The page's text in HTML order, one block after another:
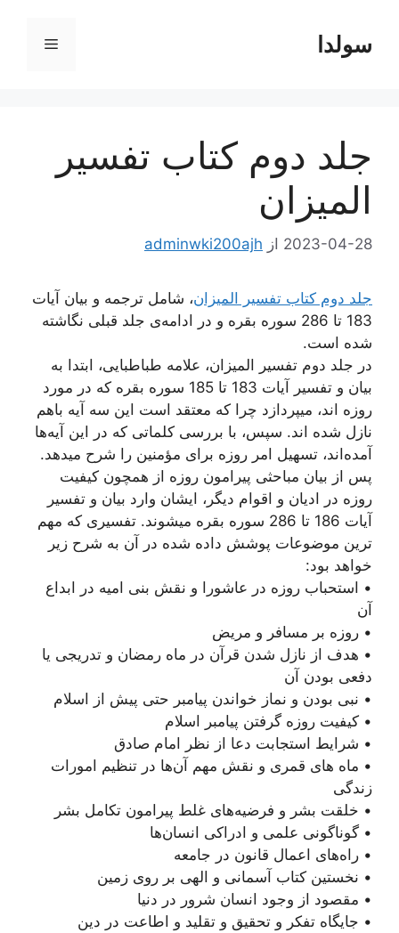
محتواسولدا فهرست
جلد دوم کتاب تفسیر
المیزان
2023-04-28 از adminwki200ajh
جلد دوم کتاب تفسیر المیزان، شامل ترجمه و بیان آیات
183 تا 286 سوره بقره و در ادامه‌ی جلد قبلی نگاشته
شده است.
در جلد دوم تفسیر المیزان، علامه طباطبایی، ابتدا به
بیان و تفسیر آیات 183 تا 185 سوره بقره که در مورد
روزه اند، میپردازد چرا که معتقد است این سه آیه باهم
نازل شده اند. سپس، با بررسی کلماتی که در این آیه‌ها
آمده‌اند، تسهیل امر روزه برای مؤمنین را شرح میدهد.
پس از بیان مباحثی پیرامون روزه از همچون کیفیت
روزه در ادیان و اقوام دیگر، ایشان وارد بیان و تفسیر
آیات 186 تا 286 سوره بقره میشوند. تفسیری که مهم
ترین موضوعات پوشش داده شده در آن به شرح زیر
خواهد بود:
• استحباب روزه در عاشورا و نقش بنی امیه در ابداع
آن
• روزه بر مسافر و مریض
• هدف از نازل شدن قرآن در ماه رمضان و تدریجی یا
دفعی بودن آن
• نبی بودن و نماز خواندن پیامبر حتی پیش از اسلام
• کیفیت روزه گرفتن پیامبر اسلام
• شرایط استجابت دعا از نظر امام صادق
• ماه های قمری و نقش مهم آن‌ها در تنظیم امورات
زندگی
• خلقت بشر و فرضیه‌های غلط پیرامون تکامل بشر
• گوناگونی علمی و ادراکی انسان‌ها
• راه‌های اعمال قانون در جامعه
• نخستین کتاب آسمانی و الهی بر روی زمین
• مقصود از وجود انسان شرور در دنیا
• جایگاه تفکر و تحقیق و تقلید و اطاعت در دین